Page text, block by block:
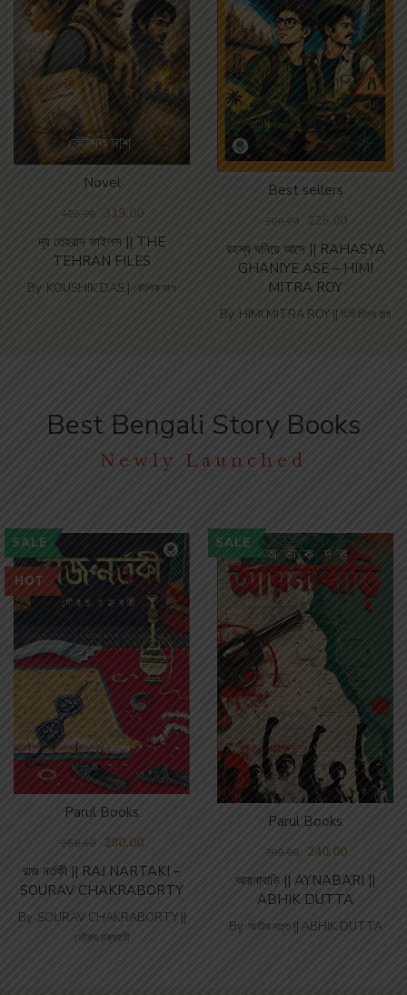
দ্য তেহরান ফাইলস || THE
TEHRAN FILES
Novel
425.00 319.00
By KOUSHIK DAS | কৌশিক দাশ
রহস্য ঘনিয়ে আসে || RAHASYA
GHANIYE ASE – HIMI
MITRA ROY
Best sellers
300.00 225.00
By HIMI MITRA ROY || হিমি মিত্র রায়
Newly Launched
Best Bengali Story Books
SALE
HOT
রাজ নর্তকী || RAJ NARTAKI –
SOURAV CHAKRABORTY
Parul Books
350.00 280.00
By SOURAV CHAKRABORTY ||
সৌরভ চক্রবর্তী
SALE
আয়নাবাড়ি || AYNABARI ||
ABHIK DUTTA
Parul Books
300.00 240.00
By অভীক দত্ত || ABHIK DUTTA